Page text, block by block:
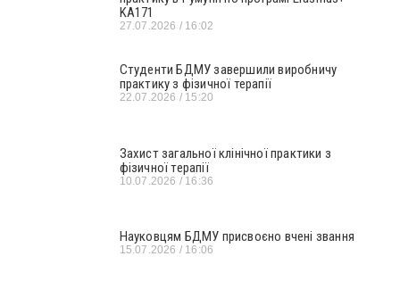
KA171
27.07.2026 16:02
Студенти БДМУ завершили виробничу
практику з фізичної терапії
22.07.2026 15:20
Захист загальної клінічної практики з
фізичної терапії
10.07.2026 16:36
Науковцям БДМУ присвоєно вчені звання
15.07.2026 16:06